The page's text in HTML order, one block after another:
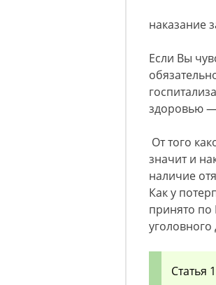
наказание
Если Вы
здоровью —
От того
значит и
наличие
Как у
принято по
Статья